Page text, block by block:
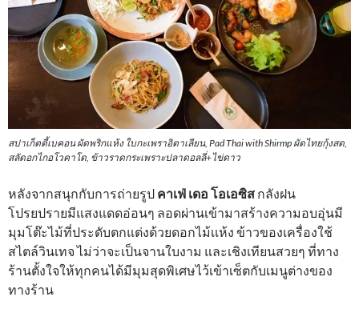
สปาเก็ตตี้เบคอน ผัดพริกแห้ง ใบกะเพราอิตาเลียน, Pad Thai with Shirmp ผัดไทยกุ้งสด,
สลัดอกไกอโวคาโด, ข้าวราดกระเพราะปลาดอลลี่+ไข่ดาว
หลังจากสนุกกับการถ่ายรูป คาเฟ่ เดอ โอเอซิส กลังฝน
โปรยปรายมีแสงแดดอ่อนๆ ลอดผ่านเข้ามาสร้างความอบอุ่นมี
มุมโต๊ะไม้ที่ประดับตกแต่งด้วยดอกไม้เเห้ง ข้าวของเครื่องใช้
สไตล์วินเทจ ไม่ว่าจะเป็นจานใบงาม และเชิงเทียนสวยๆ ที่ทาง
ร้านตั้งใจให้ทุกคนได้มีมุมสุดพิเศษไว้เข้าเซ็ตกับเมนูต่างของ
ทางร้าน